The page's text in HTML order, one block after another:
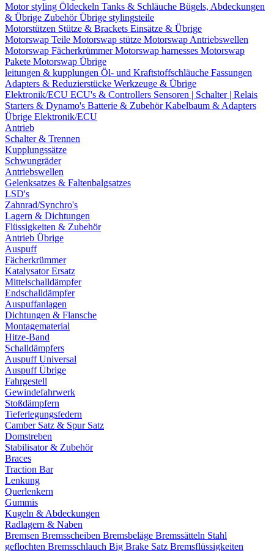
Motor styling Öldeckeln Tanks & Schläuche Bügels, Abdeckungen
& Übrige ZubehörÜbrige stylingsteile
Motorstützen Stütze & Brackets Einsätze & Übrige
Motorswap Teile Motorswap stütze Motorswap Antriebswellen
Motorswap FächerkrümmerMotorswap harnesses Motorswap
Pakete Motorswap Übrige
leitungen & kupplungen Öl- und Kraftstoffschläuche Fassungen
Adapters & Reduzierstücke Werkzeuge & Übrige
Elektronik/ECU ECU's & Controllers Sensoren | Schalter | Relais
Starters & Dynamo's Batterie & ZubehörKabelbaum & Adapters
Übrige Elektronik/ECU
Antrieb
Schalter & Trennen
Kupplungssätze
Schwungräder
Antriebswellen
Gelenksatzes & Faltenbalgsatzes
LSD's
Zahnrad/Synchro's
Lagern & Dichtungen
Flüssigkeiten & Zubehör
Antrieb Übrige
Auspuff
Fächerkrümmer
Katalysator Ersatz
Mittelschalldämpfer
Endschalldämpfer
Auspuffanlagen
Dichtungen & Flansche
Montagematerial
Hitze-Band
Schalldämpfers
Auspuff Universal
Auspuff Übrige
Fahrgestell
Gewindefahrwerk
Stoßdämpfern
Tieferlegungsfedern
Camber Satz & Spur Satz
Domstreben
Stabilisator & Zubehör
Braces
Traction Bar
Lenkung
Querlenkern
Gummis
Kugeln & Abdeckungen
Radlagern & Naben
Bremsen Bremsscheiben Bremsbeläge Bremssätteln Stahl
geflochten Bremsschlauch Big Brake Satz Bremsflüssigkeiten